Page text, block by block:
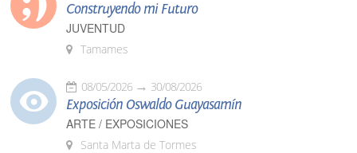
Construyendo mi Futuro
JUVENTUD
Tamames
08/05/2026 30/08/2026
Exposición Oswaldo Guayasamín
ARTE / EXPOSICIONES
Santa Marta de Tormes